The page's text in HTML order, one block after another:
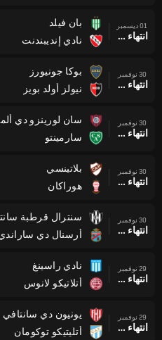
01 ديسمبر
انتهاء وقت المباراة
بان فيلد
نادي إنديبندنت
30 نوفمبر
انتهاء وقت المباراة
بوكا جونيورز
نيولز أولد بويز
30 نوفمبر
انتهاء وقت المباراة
سان لورينزو دي
سارمينتو
30 نوفمبر
انتهاء وقت المباراة
بلاتينسي
هوراكان
30 نوفمبر
انتهاء وقت المباراة
سنترال قرطبة
أرسنال دي ساراندي
29 نوفمبر
انتهاء وقت المباراة
نادي راسينغ
أتلاتيكو لانوس
29 نوفمبر
انتهاء وقت المباراة
يونيون دي سانتافي
أتليتيكو توكومان